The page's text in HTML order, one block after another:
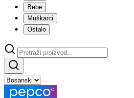
Bebe
Muškarci
Ostalo